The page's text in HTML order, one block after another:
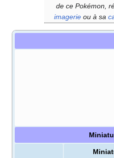
de ce Pokémon,
imagerieou à sa